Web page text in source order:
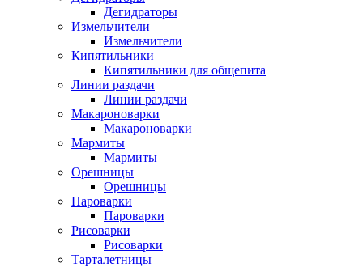
Дегидраторы
Измельчители
Измельчители
Кипятильники
Кипятильники для общепита
Линии раздачи
Линии раздачи
Макароноварки
Макароноварки
Мармиты
Мармиты
Орешницы
Орешницы
Пароварки
Пароварки
Рисоварки
Рисоварки
Тарталетницы